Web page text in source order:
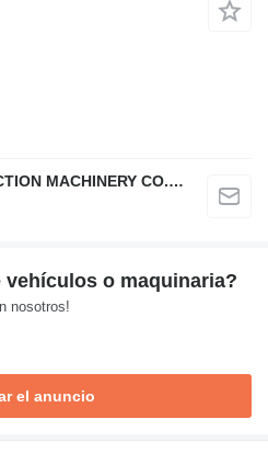
HEFEI DINGTAO CONSTRUCTION MACHINERY CO., LIMITED
vehículos o maquinaria?
nosotros!
el anuncio